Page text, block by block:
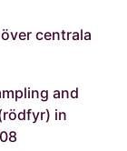
centrala
and
in